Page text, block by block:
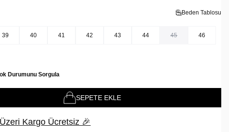
Beden Tablosu
39 40 41 42 43 44 45 46
Durumunu Sorgula
SEPETE EKLE
Kargo Ücretsiz 🎉